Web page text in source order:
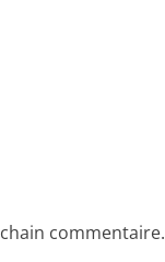
commentaire.